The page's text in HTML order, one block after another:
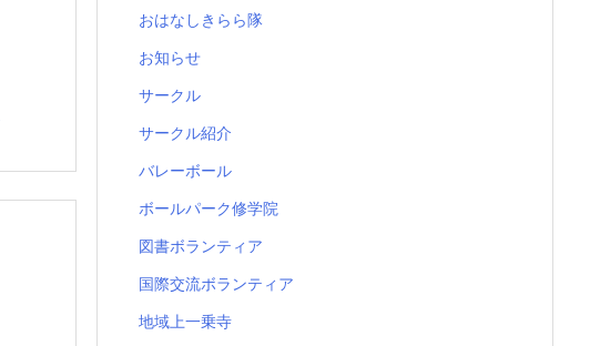
おはなしきらら隊
お知らせ
サークル
サークル紹介
バレーボール
ボールパーク修学院
図書ボランティア
国際交流ボランティア
地域上一乗寺